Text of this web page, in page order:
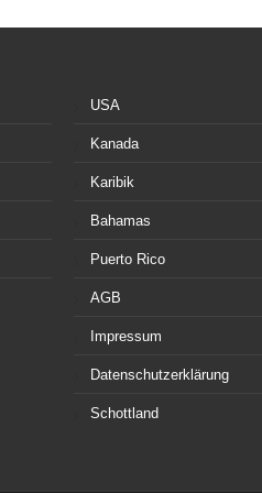
USA
Kanada
Karibik
Bahamas
Puerto Rico
AGB
Impressum
Datenschutzerklärung
Schottland